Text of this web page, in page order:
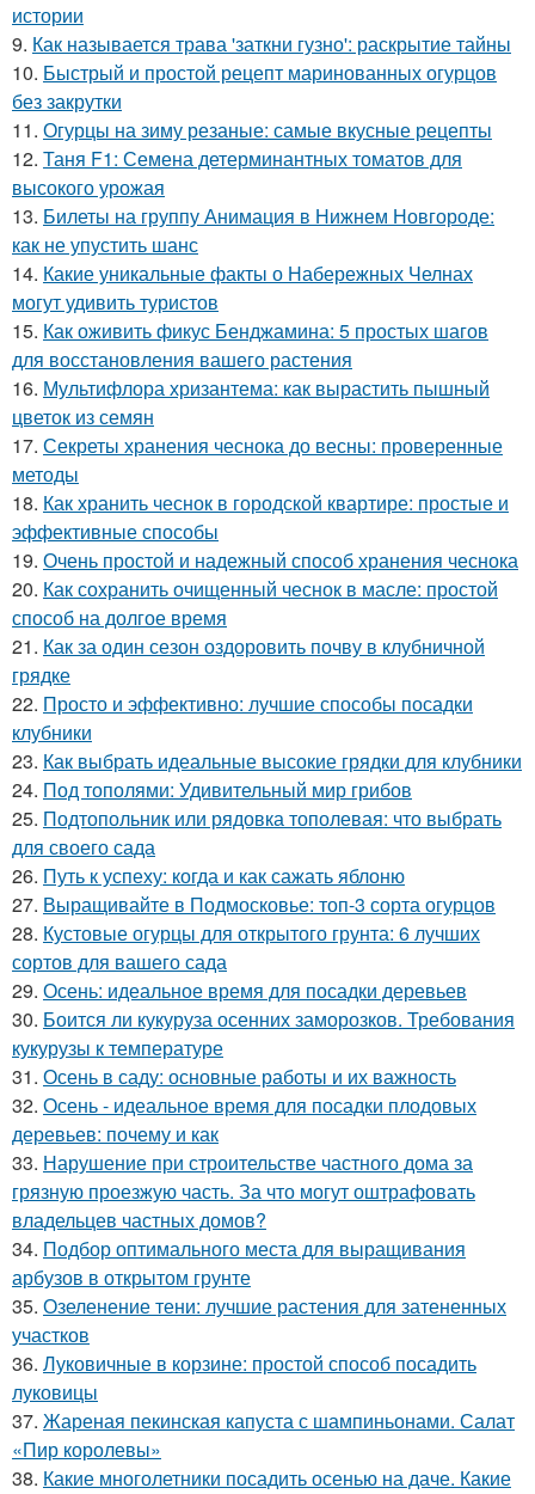
истории
9. Как называется трава 'заткни гузно': раскрытие тайны
10. Быстрый и простой рецепт маринованных огурцов
без закрутки
11. Огурцы на зиму резаные: самые вкусные рецепты
12. Таня F1: Семена детерминантных томатов для
высокого урожая
13. Билеты на группу Анимация в Нижнем Новгороде:
как не упустить шанс
14. Какие уникальные факты о Набережных Челнах
могут удивить туристов
15. Как оживить фикус Бенджамина: 5 простых шагов
для восстановления вашего растения
16. Мультифлора хризантема: как вырастить пышный
цветок из семян
17. Секреты хранения чеснока до весны: проверенные
методы
18. Как хранить чеснок в городской квартире: простые и
эффективные способы
19. Очень простой и надежный способ хранения чеснока
20. Как сохранить очищенный чеснок в масле: простой
способ на долгое время
21. Как за один сезон оздоровить почву в клубничной
грядке
22. Просто и эффективно: лучшие способы посадки
клубники
23. Как выбрать идеальные высокие грядки для клубники
24. Под тополями: Удивительный мир грибов
25. Подтопольник или рядовка тополевая: что выбрать
для своего сада
26. Путь к успеху: когда и как сажать яблоню
27. Выращивайте в Подмосковье: топ-3 сорта огурцов
28. Кустовые огурцы для открытого грунта: 6 лучших
сортов для вашего сада
29. Осень: идеальное время для посадки деревьев
30. Боится ли кукуруза осенних заморозков. Требования
кукурузы к температуре
31. Осень в саду: основные работы и их важность
32. Осень - идеальное время для посадки плодовых
деревьев: почему и как
33. Нарушение при строительстве частного дома за
грязную проезжую часть. За что могут оштрафовать
владельцев частных домов?
34. Подбор оптимального места для выращивания
арбузов в открытом грунте
35. Озеленение тени: лучшие растения для затененных
участков
36. Луковичные в корзине: простой способ посадить
луковицы
37. Жареная пекинская капуста с шампиньонами. Салат
«Пир королевы»
38. Какие многолетники посадить осенью на даче. Какие